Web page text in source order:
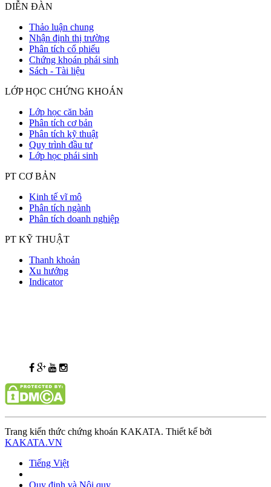
DIỄN ĐÀN
Thảo luận chung
Nhận định thị trường
Phân tích cổ phiếu
Chứng khoán phái sinh
Sách - Tài liệu
LỚP HỌC CHỨNG KHOÁN
Lớp học căn bản
Phân tích cơ bản
Phân tích kỹ thuật
Quy trình đầu tư
Lớp học phái sinh
PT CƠ BẢN
Kinh tế vĩ mô
Phân tích ngành
Phân tích doanh nghiệp
PT KỸ THUẬT
Thanh khoản
Xu hướng
Indicator
Trang kiến thức chứng khoán KAKATA. Thiết kế bởi
KAKATA.VN
Tiếng Việt
Quy định và Nội quy